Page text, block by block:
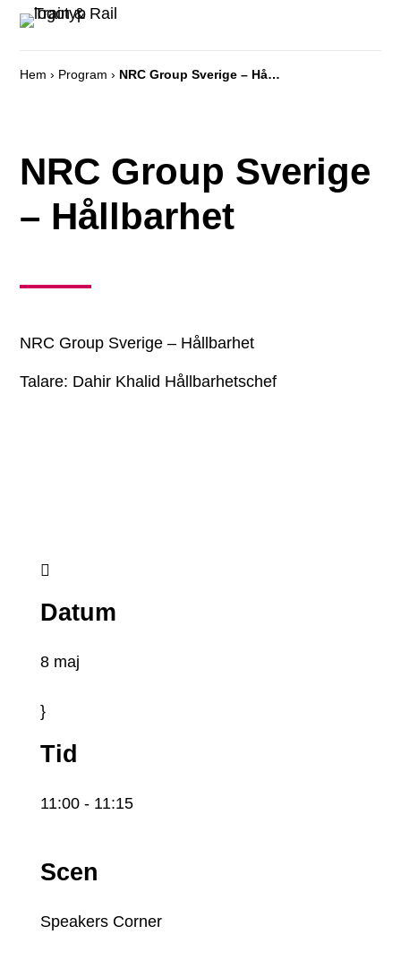
Hem › Program › NRC Group Sverige – Hållbarhet
NRC Group Sverige
– Hållbarhet
NRC Group Sverige – Hållbarhet
Talare: Dahir Khalid Hållbarhetschef

Datum
8 maj
}
Tid
11:00- 11:15
Scen
Speakers Corner